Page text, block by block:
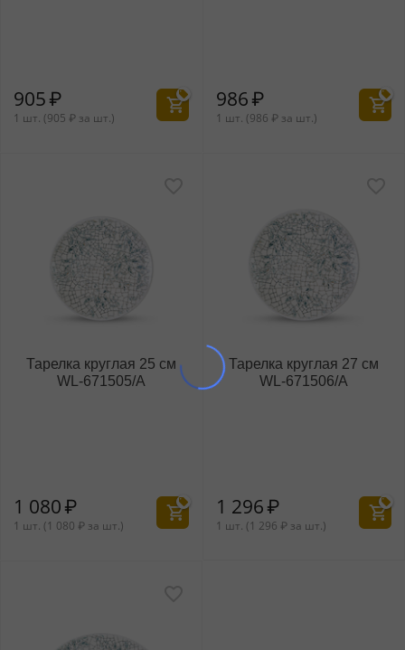
905₽
1 шт. (905 ₽ за шт.)
986₽
1 шт. (986 ₽ за шт.)
Тарелка круглая 25 см
WL‑671505/A
1 080₽
1 шт. (1 080 ₽ за шт.)
Тарелка круглая 27 см
WL‑671506/A
1 296₽
1 шт. (1 296 ₽ за шт.)